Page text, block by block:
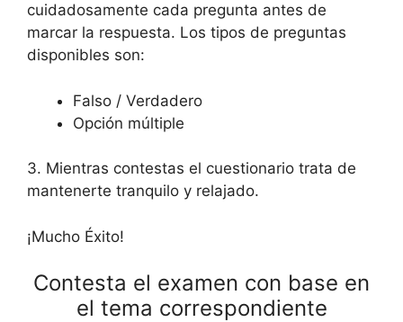
cuidadosamente cada pregunta antes de
marcar la respuesta. Los tipos de preguntas
disponibles son:
Falso / Verdadero
Opción múltiple
3. Mientras contestas el cuestionario trata de
mantenerte tranquilo y relajado.
¡Mucho Éxito!
Contesta el examen con base en
el tema correspondiente